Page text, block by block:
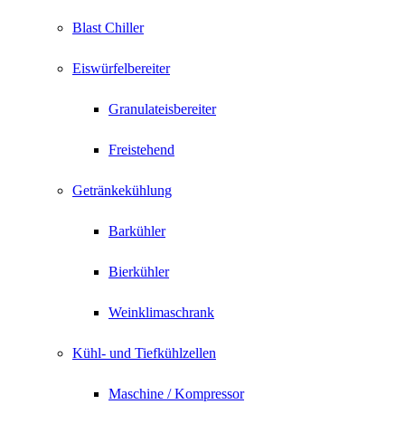
Blast Chiller
Eiswürfelbereiter
Granulateisbereiter
Freistehend
Getränkekühlung
Barkühler
Bierkühler
Weinklimaschrank
Kühl- und Tiefkühlzellen
Maschine / Kompressor